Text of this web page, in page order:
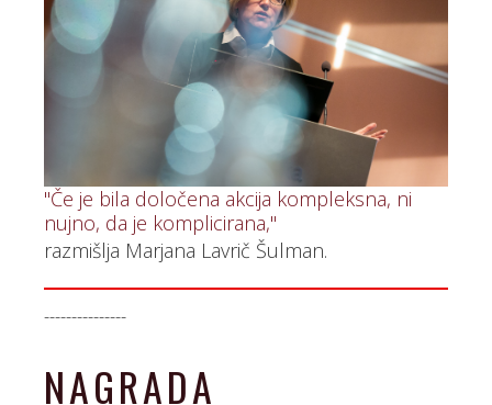
"Če je bila določena akcija kompleksna, ni
nujno, da je komplicirana,"
razmišlja Marjana Lavrič Šulman.
---------------
NAGRADA